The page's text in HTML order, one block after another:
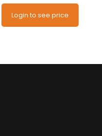
Login to see price